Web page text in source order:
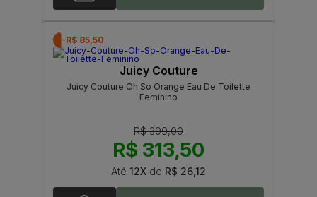
-R$ 85,50
Juicy Couture
Juicy Couture Oh So Orange Eau De Toilette
Feminino
R$ 399,00
R$ 313,50
Até 12X de R$ 26,12